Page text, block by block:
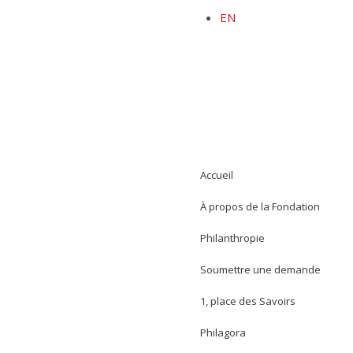
EN
Accueil
À propos de la Fondation
Philanthropie
Soumettre une demande
1, place des Savoirs
Philagora